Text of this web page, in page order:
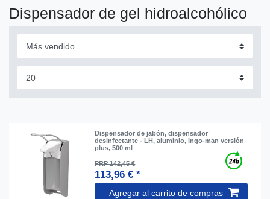
Dispensador de gel hidroalcohólico
Dispensador de jabón, dispensador
desinfectante - LH, aluminio, ingo-man versión
plus, 500 ml
PRP 142,45 €
113,96 € *
Agregar al carrito de compras